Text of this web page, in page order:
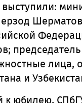
лица,
и
юбилею,